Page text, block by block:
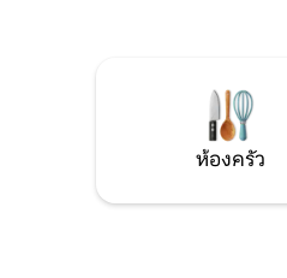
ห้องครัว